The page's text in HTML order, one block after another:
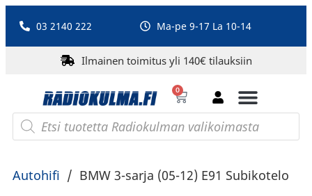
03 2140 222 Ma-pe 9-17 La 10-14
Ilmainen toimitus yli 140€ tilauksiin
0
Autohifi / BMW 3-sarja (05-12) E91 Subikotelo